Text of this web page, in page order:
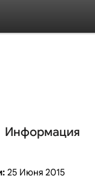
Информация
25 Июня 2015